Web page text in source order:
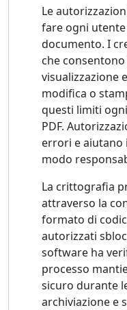
Le
fare ogni
documento. I
che consentono
visualizzazione
modifica o
questi limiti
PDF.
errori e aiutano
modo
La crittografia
attraverso la
formato di
autorizzati
software ha
processo
sicuro durante
archiviazione e